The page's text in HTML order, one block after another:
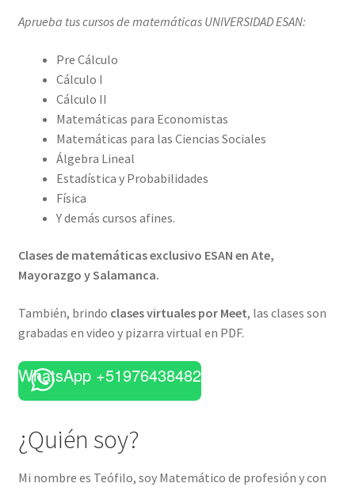
Aprueba tus cursos de matemáticas UNIVERSIDAD ESAN:
Pre Cálculo
Cálculo I
Cálculo II
Matemáticas para Economistas
Matemáticas para las Ciencias Sociales
Álgebra Lineal
Estadística y Probabilidades
Física
Y demás cursos afines.
Clases de matemáticas exclusivo ESAN en Ate,
Mayorazgo y Salamanca.
También, brindo clases virtuales por Meet, las clases son
grabadas en video y pizarra virtual en PDF.
WhatsApp +51976438482
¿Quién soy?
Mi nombre es Teófilo, soy Matemático de profesión y con